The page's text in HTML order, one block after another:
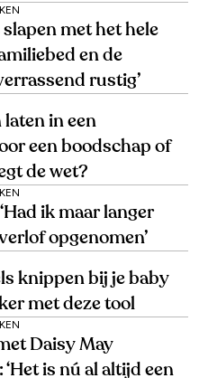
slapen met het hele
en de
rustig’
laten in een
een boodschap of
de wet?
ik maar langer
opgenomen’
knippen bij je baby
met deze tool
Daisy May
‘Het is nú al altijd een